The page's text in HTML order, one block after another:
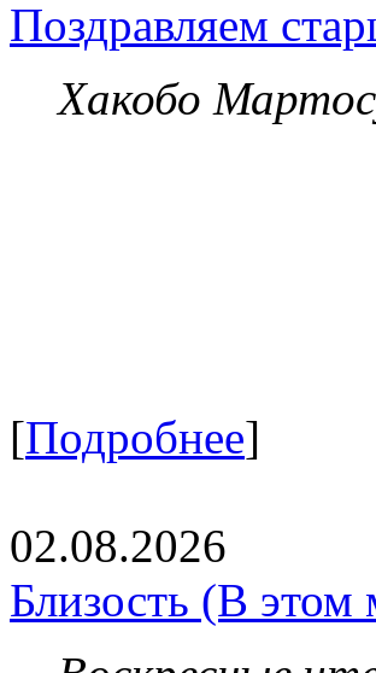
Поздравляем
Хакобо
[Подробнее]
02.08.2026
Близость (В